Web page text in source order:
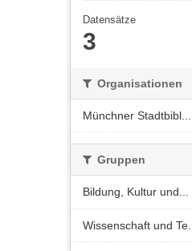
Datensätze
3
Organisationen
Münchner Stadtbibl...
Gruppen
Bildung, Kultur und...
Wissenschaft und Te...